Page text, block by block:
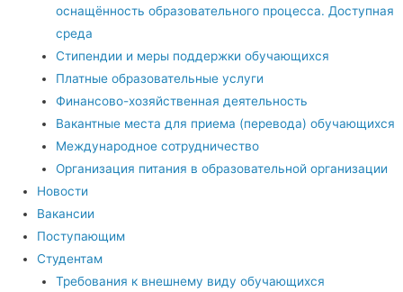
оснащённость образовательного процесса. Доступная
среда
Стипендии и меры поддержки обучающихся
Платные образовательные услуги
Финансово-хозяйственная деятельность
Вакантные места для приема (перевода) обучающихся
Международное сотрудничество
Организация питания в образовательной организации
Новости
Вакансии
Поступающим
Студентам
Требования к внешнему виду обучающихся